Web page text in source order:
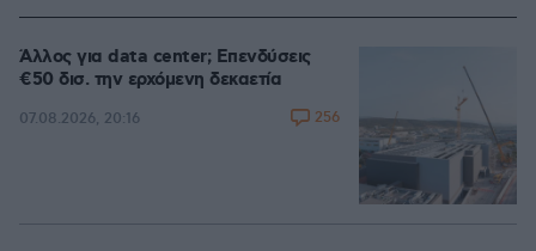
Άλλος για data center; Επενδύσεις
€50 δισ. την ερχόμενη δεκαετία
07.08.2026, 20:16 256